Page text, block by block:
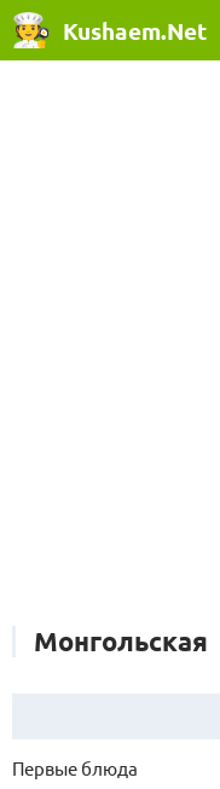
Kushaem.Net
Монгольская
Первые блюда